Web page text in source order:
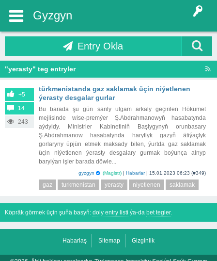
Gyzgyn
Entry Okla
"yerasty" teg entryler
+5
14
243
türkmenistanda gaz saklamak üçin niýetlenen
ýerasty desgalar gurlar
Bu barada şu gün sanly ulgam arkaly geçirilen Hökümet
mejlisinde wise-premýer Ş.Abdrahmanowyň hasabatynda
aýdyldy. Ministrler Kabinetiniň Başlygynyň orunbasary
Ş.Abdrahmanow hasabatynda harytlyk gazyň ätiýaçlyk
gorlaryny üpjün etmek maksady bilen, ýurtda gaz saklamak
üçin niýetlenen ýerasty desgalary gurmak boýunça alnyp
barylýan işler barada döwle...
gyzgyn (Magistr) |Habarlar| 15.01.2023 06:23 (#349)
gaz turkmenistan yerasty niyetlenen saklamak
Köpräk görmek üçin şuňä basyň: doly entry listi ýa-da bet tegler.
Habarlaş Sitemap Gizginlik